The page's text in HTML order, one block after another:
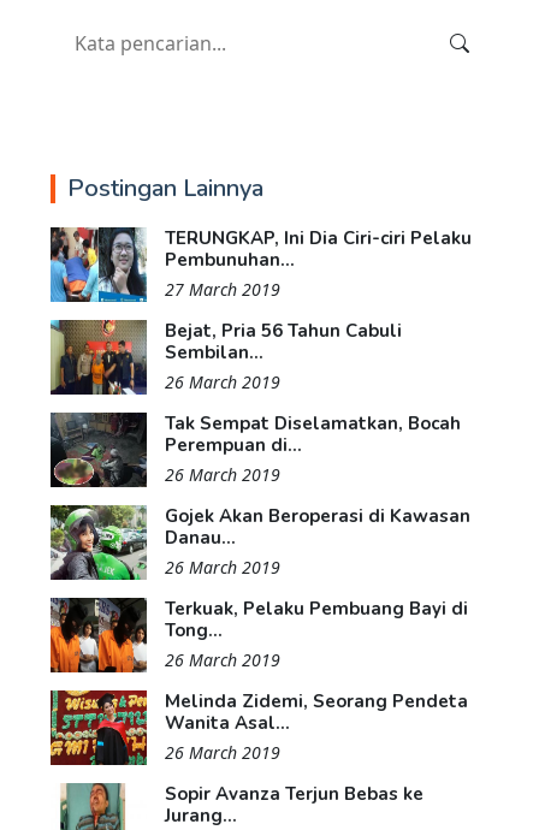
Postingan Lainnya
TERUNGKAP, Ini Dia Ciri-ciri Pelaku
Pembunuhan...
27 March 2019
Bejat, Pria 56 Tahun Cabuli
Sembilan...
26 March 2019
Tak Sempat Diselamatkan, Bocah
Perempuan di...
26 March 2019
Gojek Akan Beroperasi di Kawasan
Danau...
26 March 2019
Terkuak, Pelaku Pembuang Bayi di
Tong...
26 March 2019
Melinda Zidemi, Seorang Pendeta
Wanita Asal...
26 March 2019
Sopir Avanza Terjun Bebas ke
Jurang...